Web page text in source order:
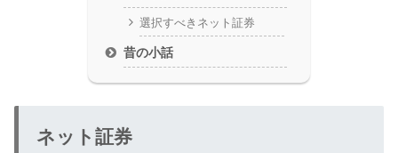
選択すべきネット証券
昔の小話
ネット証券